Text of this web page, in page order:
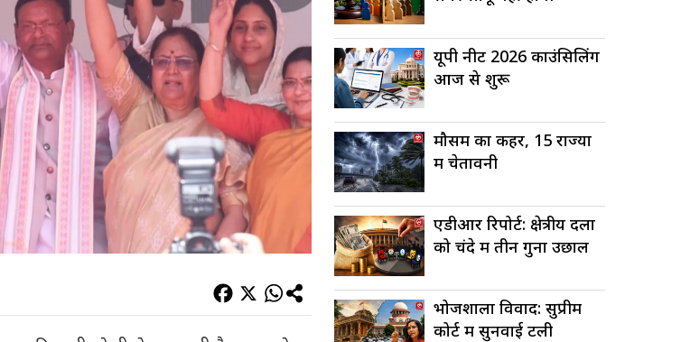
यूपी नीट 2026 काउंसिलिंग
आज से शुरू
मौसम का कहर, 15 राज्यों
में चेतावनी
एडीआर रिपोर्ट: क्षेत्रीय दलों
को चंदे में तीन गुना उछाल
भोजशाला विवाद: सुप्रीम
कोर्ट में सुनवाई टली